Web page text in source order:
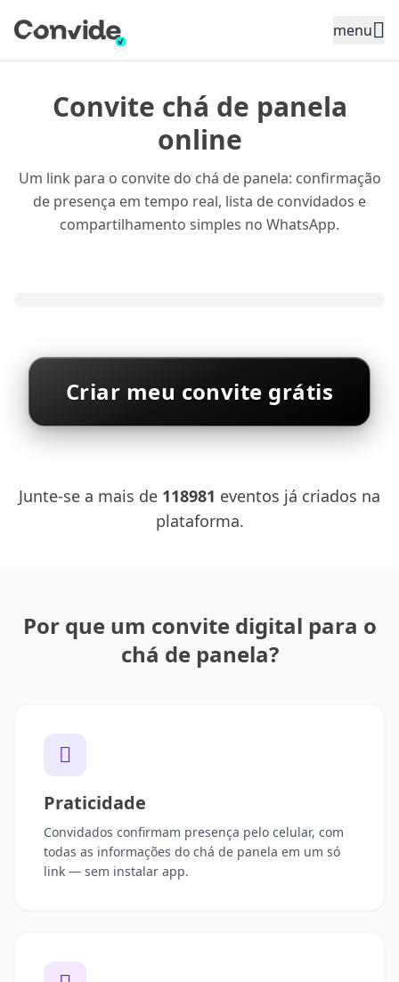
menu
Convite chá de panela
online
Um link para o convite do chá de panela: confirmação
de presença em tempo real, lista de convidados e
compartilhamento simples no WhatsApp.
Criar meu convite grátis
Junte-se a mais de 118981 eventos já criados na
plataforma.
Por que um convite digital para o
chá de panela?
Praticidade
Convidados confirmam presença pelo celular, com
todas as informações do chá de panela em um só
link — sem instalar app.